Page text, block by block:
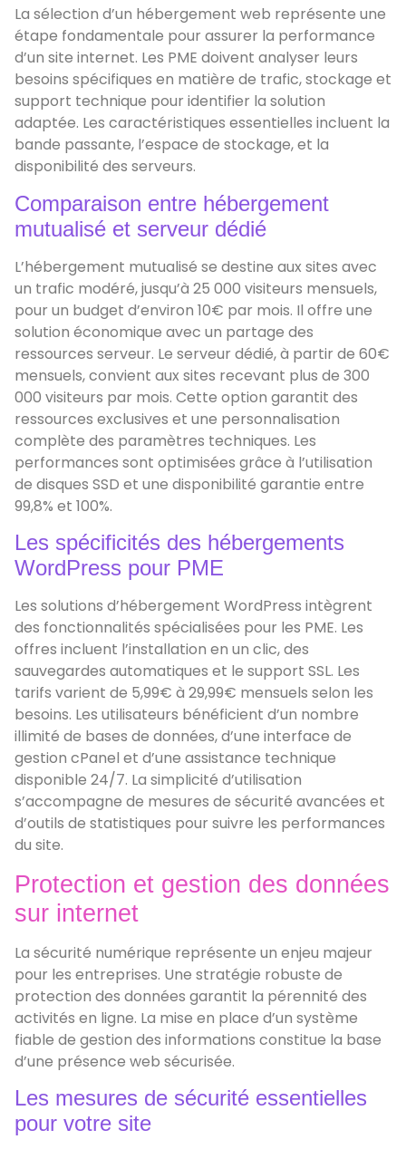
La sélection d’un hébergement web représente une
étape fondamentale pour assurer la performance
d’un site internet. Les PME doivent analyser leurs
besoins spécifiques en matière de trafic, stockage et
support technique pour identifier la solution
adaptée. Les caractéristiques essentielles incluent la
bande passante, l’espace de stockage, et la
disponibilité des serveurs.
Comparaison entre hébergement
mutualisé et serveur dédié
L’hébergement mutualisé se destine aux sites avec
un trafic modéré, jusqu’à 25 000 visiteurs mensuels,
pour un budget d’environ 10€ par mois. Il offre une
solution économique avec un partage des
ressources serveur. Le serveur dédié, à partir de 60€
mensuels, convient aux sites recevant plus de 300
000 visiteurs par mois. Cette option garantit des
ressources exclusives et une personnalisation
complète des paramètres techniques. Les
performances sont optimisées grâce à l’utilisation
de disques SSD et une disponibilité garantie entre
99,8% et 100%.
Les spécificités des hébergements
WordPress pour PME
Les solutions d’hébergement WordPress intègrent
des fonctionnalités spécialisées pour les PME. Les
offres incluent l’installation en un clic, des
sauvegardes automatiques et le support SSL. Les
tarifs varient de 5,99€ à 29,99€ mensuels selon les
besoins. Les utilisateurs bénéficient d’un nombre
illimité de bases de données, d’une interface de
gestion cPanel et d’une assistance technique
disponible 24/7. La simplicité d’utilisation
s’accompagne de mesures de sécurité avancées et
d’outils de statistiques pour suivre les performances
du site.
Protection et gestion des données
sur internet
La sécurité numérique représente un enjeu majeur
pour les entreprises. Une stratégie robuste de
protection des données garantit la pérennité des
activités en ligne. La mise en place d’un système
fiable de gestion des informations constitue la base
d’une présence web sécurisée.
Les mesures de sécurité essentielles
pour votre site